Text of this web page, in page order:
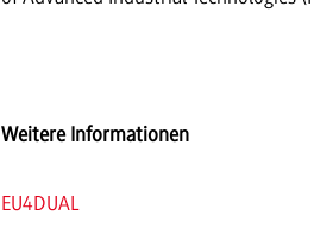
Weitere Informationen
EU4DUAL